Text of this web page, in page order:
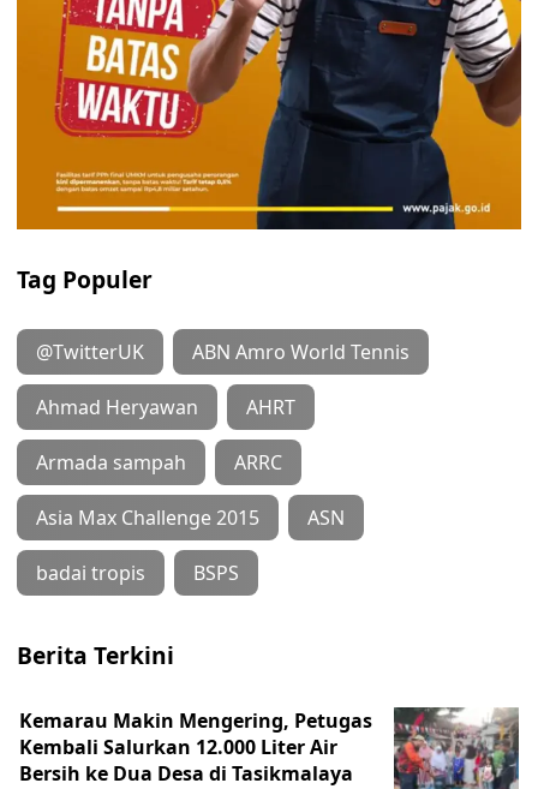
Tag Populer
@TwitterUK ABN Amro World Tennis
Ahmad Heryawan AHRT
Armada sampah ARRC
Asia Max Challenge 2015 ASN
badai tropis BSPS
Berita Terkini
Kemarau Makin Mengering, Petugas
Kembali Salurkan 12.000 Liter Air
Bersih ke Dua Desa di Tasikmalaya